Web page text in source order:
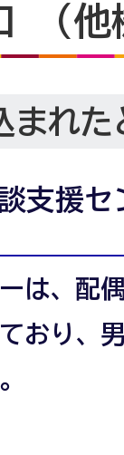
（他
まれ
支援
は、配
おり、